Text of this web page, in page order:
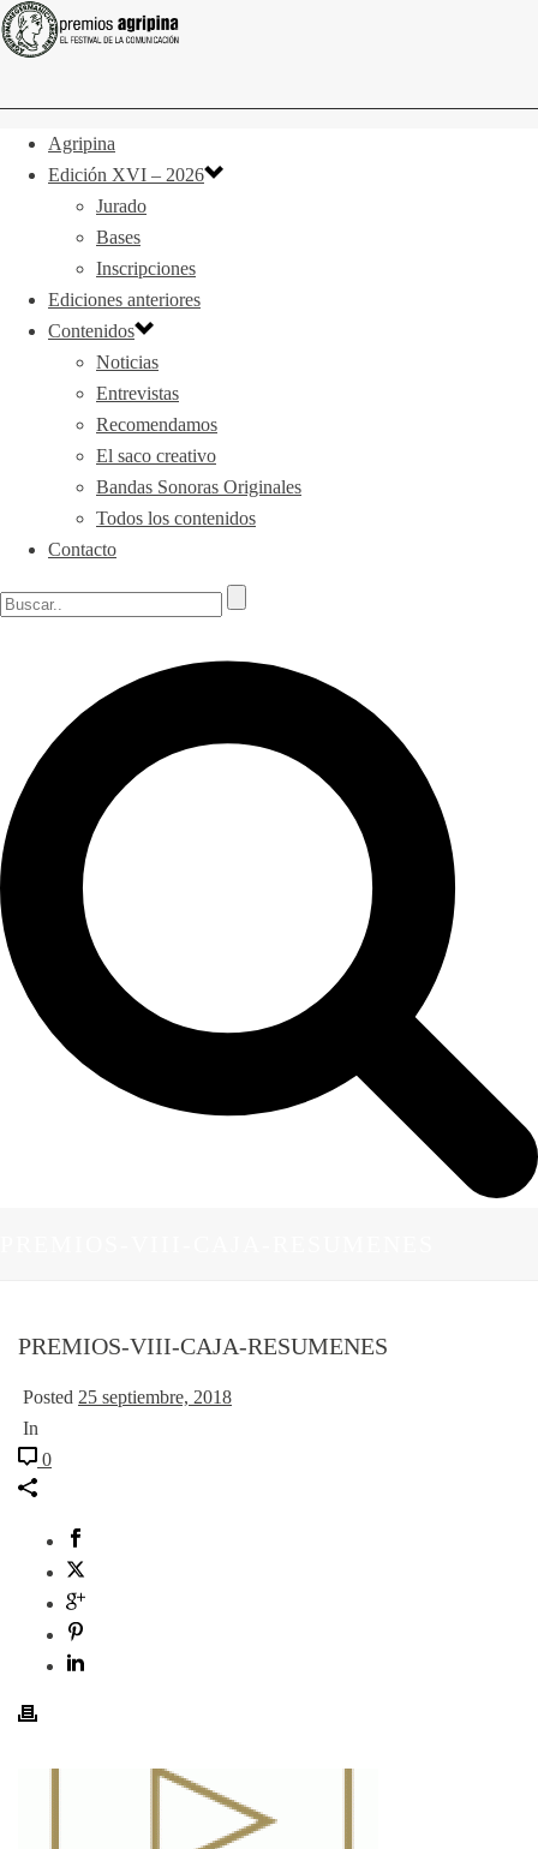
Agripina
Edición XVI – 2026
Jurado
Bases
Inscripciones
Ediciones anteriores
Contenidos
Noticias
Entrevistas
Recomendamos
El saco creativo
Bandas Sonoras Originales
Todos los contenidos
Contacto
PREMIOS-VIII-CAJA-RESUMENES
Posted 25 septiembre, 2018
In
0